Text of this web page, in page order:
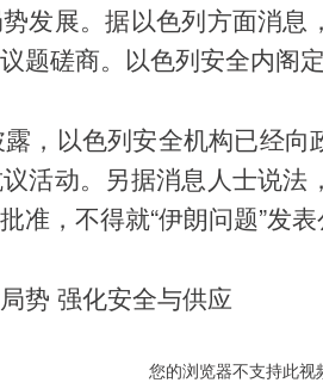
发展。据以色列方面消
题磋商。以色列安全内阁
，以色列安全机构已经
活动。另据消息人士说
准，不得就“伊朗问题”发表
势 强化安全与供应
您的浏览器不支持此视